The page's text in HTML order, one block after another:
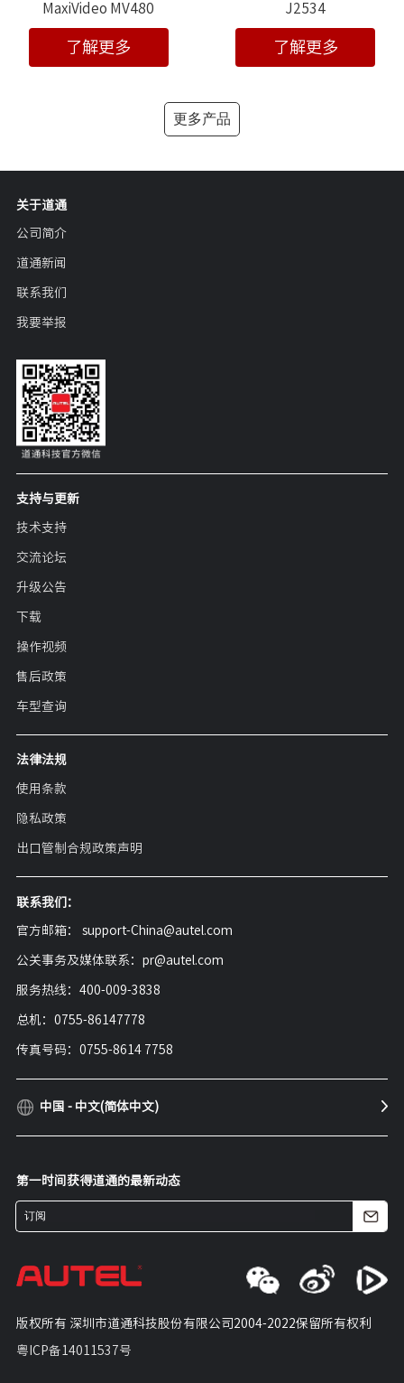
MaxiVideo MV480
了解更多
J2534
了解更多
更多产品
关于道通
公司简介
道通新闻
联系我们
我要举报
支持与更新
技术支持
交流论坛
升级公告
下载
操作视频
售后政策
车型查询
法律法规
使用条款
隐私政策
出口管制合规政策声明
联系我们：
官方邮箱： support-China@autel.com
公关事务及媒体联系：pr@autel.com
服务热线：400-009-3838
总机：0755-86147778
传真号码：0755-8614 7758
中国 - 中文(简体中文)
第一时间获得道通的最新动态
版权所有 深圳市道通科技股份有限公司 2004-2022保留所有权利
粤ICP备14011537号